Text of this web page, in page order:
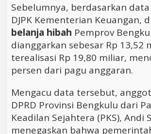
Sebelumnya, berdasarkan
DJPK Kementerian Keuangan,
belanja hibah Pemprov
dianggarkan sebesar Rp 13,52
terealisasi Rp 19,80 miliar,
persen dari pagu anggaran.
Mengacu data tersebut,
DPRD Provinsi Bengkulu dari
Keadilan Sejahtera (PKS), Andi
menegaskan bahwa